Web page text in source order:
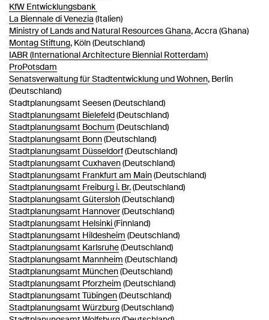
KfW Entwicklungsbank
La Biennale di Venezia (Italien)
Ministry of Lands and Natural Resources Ghana, Accra (Ghana)
Montag Stiftung, Köln (Deutschland)
IABR (International Architecture Biennial Rotterdam)
ProPotsdam
Senatsverwaltung für Stadtentwicklung und Wohnen, Berlin
(Deutschland)
Stadtplanungsamt Seesen (Deutschland)
Stadtplanungsamt Bielefeld(Deutschland)
Stadtplanungsamt Bochum (Deutschland)
Stadtplanungsamt Bonn(Deutschland)
Stadtplanungsamt Düsseldorf(Deutschland)
Stadtplanungsamt Cuxhaven(Deutschland)
Stadtplanungsamt Frankfurt am Main(Deutschland)
Stadtplanungsamt Freiburg i. Br.(Deutschland)
Stadtplanungsamt Gütersloh(Deutschland)
Stadtplanungsamt Hannover(Deutschland)
Stadtplanungsamt Helsinki(Finnland)
Stadtplanungsamt Hildesheim (Deutschland)
Stadtplanungsamt Karlsruhe(Deutschland)
Stadtplanungsamt Mannheim (Deutschland)
Stadtplanungsamt München(Deutschland)
Stadtplanungsamt Pforzheim (Deutschland)
Stadtplanungsamt Tübingen(Deutschland)
Stadtplanungsamt Würzburg(Deutschland)